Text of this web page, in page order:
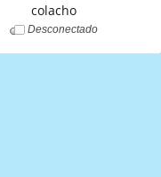
colacho
Desconectado